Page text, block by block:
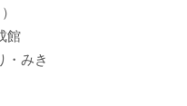
）
館
・みき